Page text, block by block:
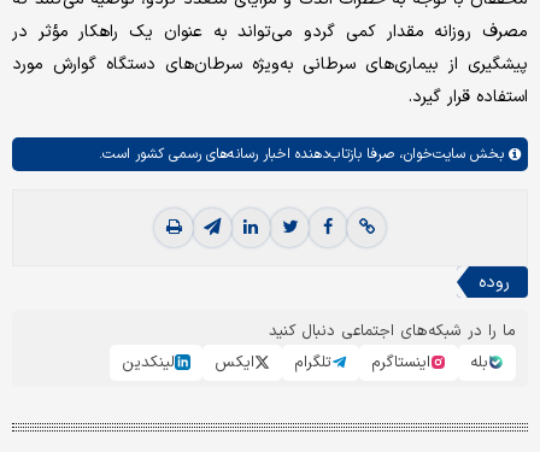
مصرف روزانه مقدار کمی گردو می‌تواند به عنوان یک راهکار مؤثر در
پیشگیری از بیماری‌های سرطانی به‌ویژه سرطان‌های دستگاه گوارش مورد
استفاده قرار گیرد.
بخش سایت‌خوان، صرفا بازتاب‌دهنده اخبار رسانه‌های رسمی کشور است.
روده
ما را در شبکه‌های اجتماعی دنبال کنید
بله
اینستاگرم تلگرام ایکس لینکدین